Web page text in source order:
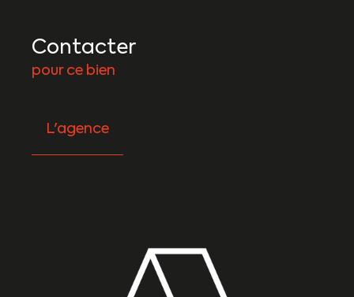
Contacter
pour ce bien
L'agence